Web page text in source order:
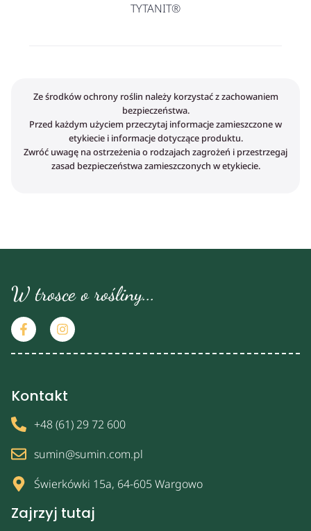
TYTANIT®
Ze środków ochrony roślin należy korzystać z zachowaniem
bezpieczeństwa.
Przed każdym użyciem przeczytaj informacje zamieszczone w
etykiecie i informacje dotyczące produktu.
Zwróć uwagę na ostrzeżenia o rodzajach zagrożeń i przestrzegaj
zasad bezpieczeństwa zamieszczonych w etykiecie.
W trosce o rośliny...
Zajrzyj tutaj
Kontakt
+48 (61) 29 72 600
sumin@sumin.com.pl
Świerkówki 15a, 64-605 Wargowo